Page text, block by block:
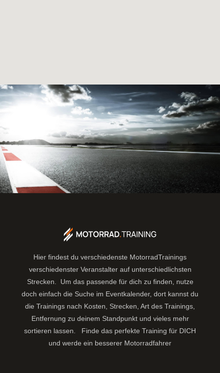
Hier findest du verschiedenste MotorradTrainings
verschiedenster Veranstalter auf unterschiedlichsten
Strecken. Um das passende für dich zu finden, nutze
doch einfach die Suche im Eventkalender, dort kannst du
die Trainings nach Kosten, Strecken, Art des Trainings,
Entfernung zu deinem Standpunkt und vieles mehr
sortieren lassen. Finde das perfekte Training für DICH
und werde ein besserer Motorradfahrer